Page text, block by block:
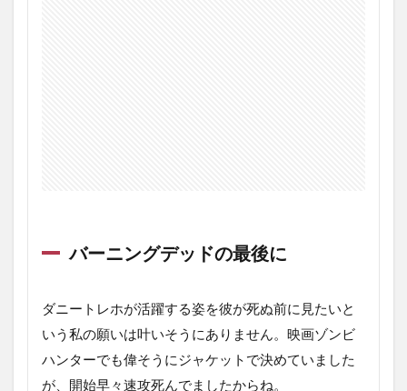
バーニングデッドの最後に
ダニートレホが活躍する姿を彼が死ぬ前に見たいと
いう私の願いは叶いそうにありません。映画ゾンビ
ハンターでも偉そうにジャケットで決めていました
が、開始早々速攻死んでましたからね。